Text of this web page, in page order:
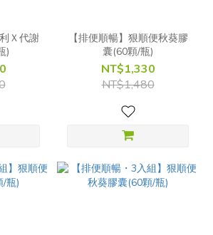
Ｘ代謝
)
【排便順暢】狠順便秋葵膠
囊(60顆/瓶)
NT$1,330
NT$1,480